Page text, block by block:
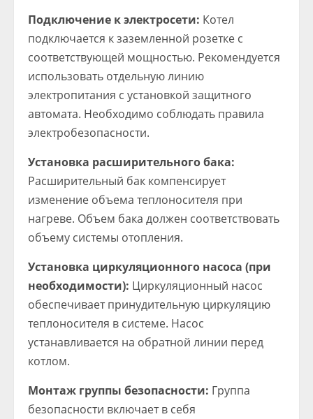
Подключение к электросети: Котел
подключается к заземленной розетке с
соответствующей мощностью. Рекомендуется
использовать отдельную линию
электропитания с установкой защитного
автомата. Необходимо соблюдать правила
электробезопасности.
Установка расширительного бака:
Расширительный бак компенсирует
изменение объема теплоносителя при
нагреве. Объем бака должен соответствовать
объему системы отопления.
Установка циркуляционного насоса (при
необходимости): Циркуляционный насос
обеспечивает принудительную циркуляцию
теплоносителя в системе. Насос
устанавливается на обратной линии перед
котлом.
Монтаж группы безопасности: Группа
безопасности включает в себя